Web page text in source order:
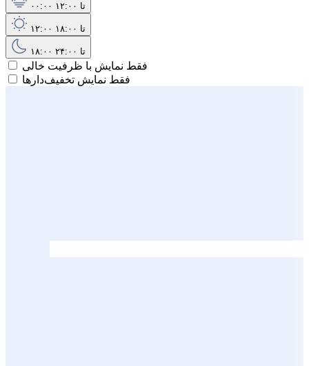
۰۰:۰۰ تا ۱۲:۰۰
۱۲:۰۰ تا ۱۸:۰۰
۱۸:۰۰ تا ۲۴:۰۰
فقط نمایش با ظرفیت خالی
فقط نمایش تخفیف‌دارها